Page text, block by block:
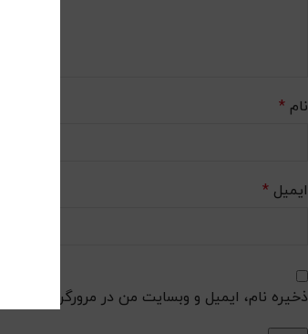
نام *
ایمیل *
ذخیره نام، ایمیل و وبسایت من در مرورگر برای